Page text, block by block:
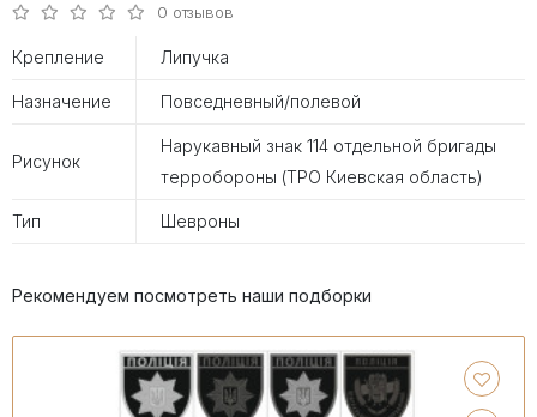
0 отзывов
Крепление Липучка
Назначение Повседневный/полевой
Рисунок
Нарукавный знак 114 отдельной бригады
терробороны (ТРО Киевская область)
Тип Шевроны
Рекомендуем посмотреть наши подборки